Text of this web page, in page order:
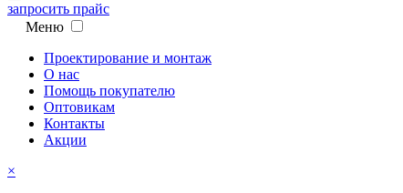
запросить прайс
Меню
Проектирование и монтаж
О нас
Помощь покупателю
Оптовикам
Контакты
Акции
×